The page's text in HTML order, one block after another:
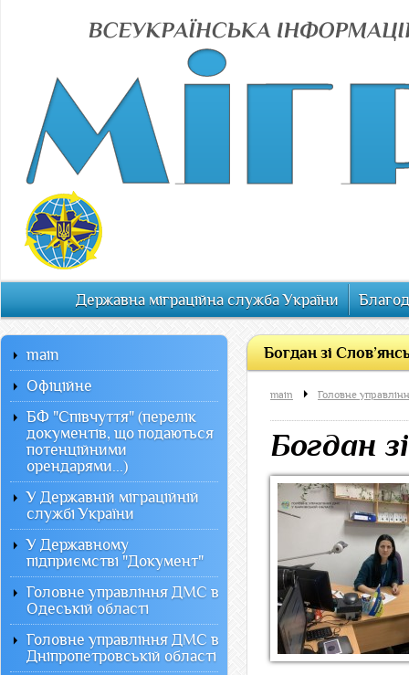
Державна міграційна служба України
Богдан зі
main Головне
Богдан
main
Офiцiйне
БФ "Співчуття" (перелік
документів, що подаються
потенційними
орендарями...)
У Державній міграційній
службі України
У Державному
підприємстві "Документ"
Головне управління ДМС в
Одеській області
Головне управління ДМС в
Дніпропетровській області